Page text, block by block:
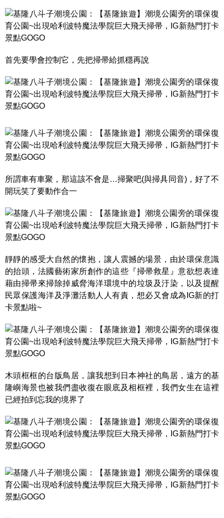
首先要學會控制它，先把掃帚給抓穩再說
所謂車有車聚，那這該不會是…掃聚吧(與掃具同音)，好了不
開玩笑了要動作合一
靜靜的感受大自然的懷抱，讓人震撼的場景，由於環保意識
的抬頭，法國藝術家所創作的這些『掃帚救星』意欲想表達
藉由掃帚來掃除掉威脅海洋環境中的垃圾及汙染，以及提醒
民眾保護海洋及淨灘活動人人有責，想必又會成為IG新的打
卡景點啦~
木頭框框的台版鳥居，讓我想到日本神社的鳥居，遠方的基
隆嶼海景也被我們盡收復在眼底及相框裡，我們女生在這裡
已經拍到忘我的境界了